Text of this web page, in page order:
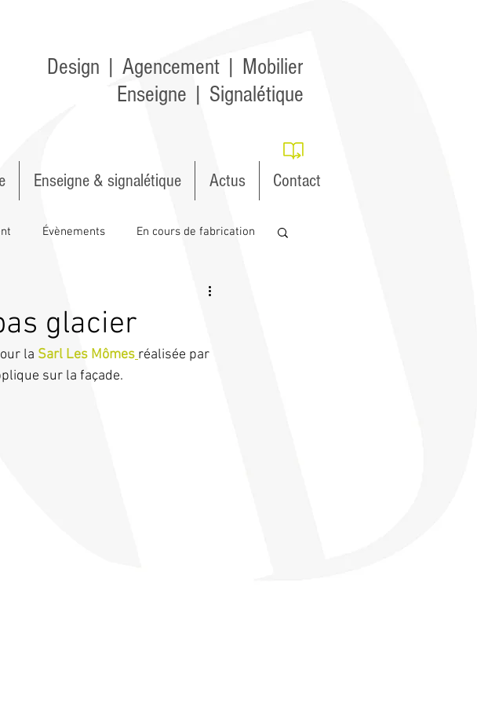
Design | Agencement | Mobilier
Enseigne | Signalétique
Enseigne & signalétique Actus Contact
Évènements En cours de fabrication
glacier
la Sarl Les Mômes réalisée par
sur la façade.